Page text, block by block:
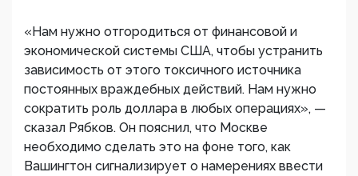
«Нам нужно отгородиться от финансовой и
экономической системы США, чтобы устранить
зависимость от этого токсичного источника
постоянных враждебных действий. Нам нужно
сократить роль доллара в любых операциях», —
сказал Рябков. Он пояснил, что Москве
необходимо сделать это на фоне того, как
Вашингтон сигнализирует о намерениях ввести